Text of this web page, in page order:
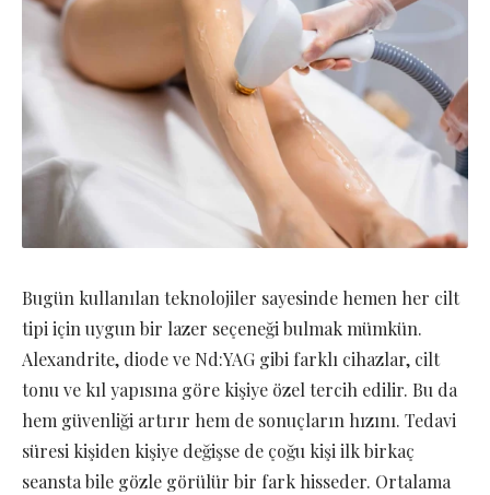
Bugün kullanılan teknolojiler sayesinde hemen her cilt
tipi için uygun bir lazer seçeneği bulmak mümkün.
Alexandrite, diode ve Nd:YAG gibi farklı cihazlar, cilt
tonu ve kıl yapısına göre kişiye özel tercih edilir. Bu da
hem güvenliği artırır hem de sonuçların hızını. Tedavi
süresi kişiden kişiye değişse de çoğu kişi ilk birkaç
seansta bile gözle görülür bir fark hisseder. Ortalama